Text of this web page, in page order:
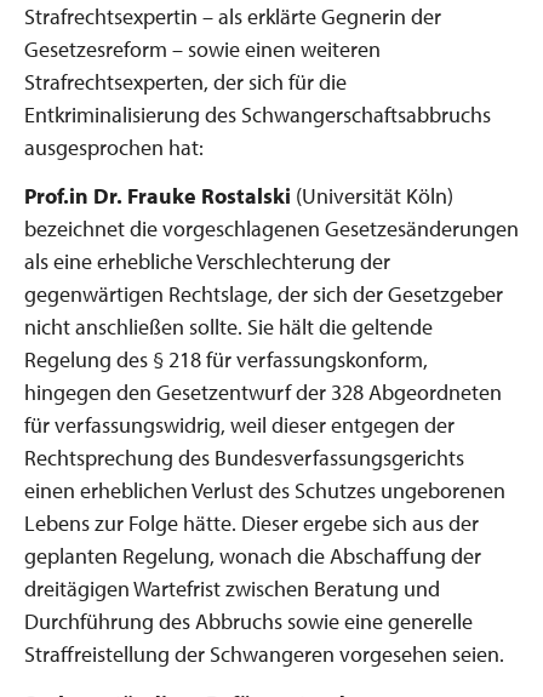
Strafrechtsexpertin – als erklärte Gegnerin der
Gesetzesreform – sowie einen weiteren
Strafrechtsexperten, der sich für die
Entkriminalisierung des Schwangerschaftsabbruchs
ausgesprochen hat:
Prof.in Dr. Frauke Rostalski (Universität Köln)
bezeichnet die vorgeschlagenen Gesetzesänderungen
als eine erhebliche Verschlechterung der
gegenwärtigen Rechtslage, der sich der Gesetzgeber
nicht anschließen sollte. Sie hält die geltende
Regelung des § 218 für verfassungskonform,
hingegen den Gesetzentwurf der 328 Abgeordneten
für verfassungswidrig, weil dieser entgegen der
Rechtsprechung des Bundesverfassungsgerichts
einen erheblichen Verlust des Schutzes ungeborenen
Lebens zur Folge hätte. Dieser ergebe sich aus der
geplanten Regelung, wonach die Abschaffung der
dreitägigen Wartefrist zwischen Beratung und
Durchführung des Abbruchs sowie eine generelle
Straffreistellung der Schwangeren vorgesehen seien.